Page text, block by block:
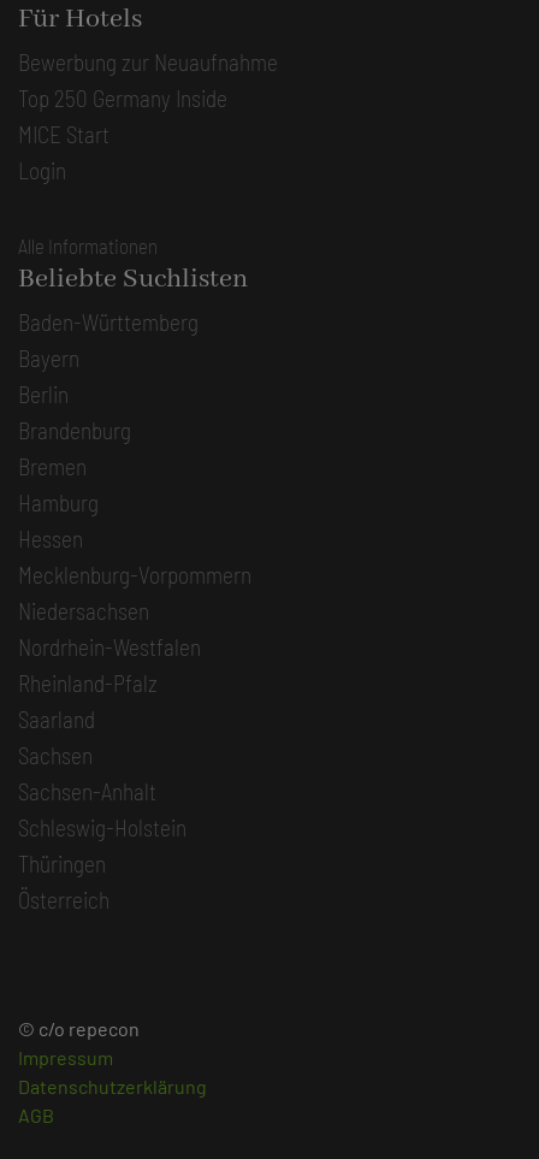
Für Hotels
Bewerbung zur Neuaufnahme
Top 250 Germany Inside
MICE Start
Login
Alle Informationen
Beliebte Suchlisten
Baden-Württemberg
Bayern
Berlin
Brandenburg
Bremen
Hamburg
Hessen
Mecklenburg-Vorpommern
Niedersachsen
Nordrhein-Westfalen
Rheinland-Pfalz
Saarland
Sachsen
Sachsen-Anhalt
Schleswig-Holstein
Thüringen
Österreich
© c/o repecon
Impressum
Datenschutzerklärung
AGB